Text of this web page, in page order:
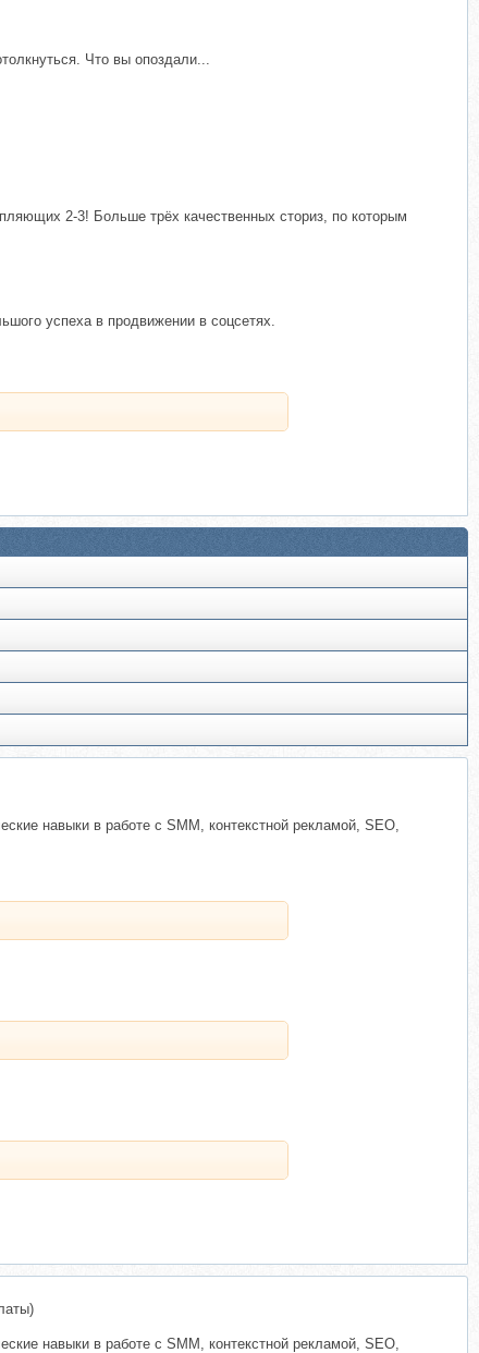
Что вы опоздали...
2-3! Больше трёх качественных сториз, по которым
успеха в продвижении в соцсетях.
навыки в работе с SMM, контекстной рекламой, SEO,
навыки в работе с SMM, контекстной рекламой, SEO,